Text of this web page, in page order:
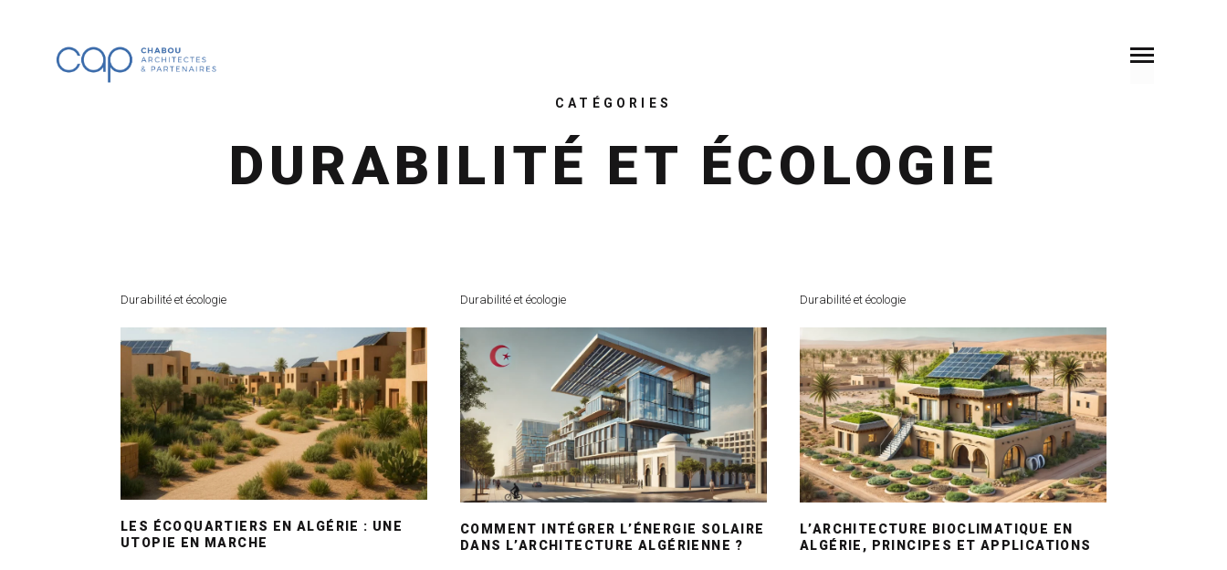
CATÉGORIES
DURABILITÉ ET ÉCOLOGIE
Durabilité et écologie
LES ÉCOQUARTIERS EN ALGÉRIE : UNE
UTOPIE EN MARCHE
Durabilité et écologie
COMMENT INTÉGRER L’ÉNERGIE SOLAIRE
DANS L’ARCHITECTURE ALGÉRIENNE ?
Durabilité et écologie
L’ARCHITECTURE BIOCLIMATIQUE EN
ALGÉRIE, PRINCIPES ET APPLICATIONS